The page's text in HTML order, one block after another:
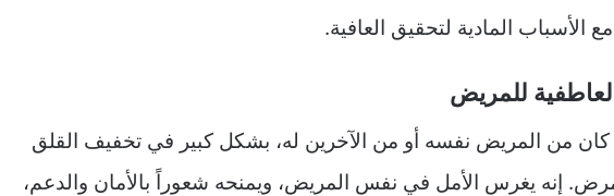
الأسباب المادية لتحقيق العافية.
للمريض
كان من المريض نفسه أو من الآخرين له، بشكل كبير في تخفيف القلق
إنه يغرس الأمل في نفس المريض، ويمنحه شعوراً بالأمان والدعم،